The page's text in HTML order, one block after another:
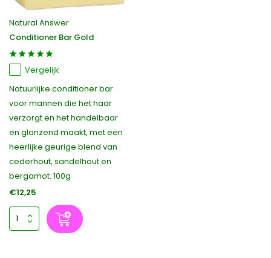
Natural Answer
Conditioner Bar Gold
Vergelijk
Natuurlijke conditioner bar
voor mannen die het haar
verzorgt en het handelbaar
en glanzend maakt, met een
heerlijke geurige blend van
cederhout, sandelhout en
bergamot. 100g
€12,25